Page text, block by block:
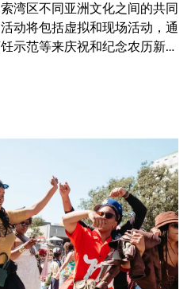
湾区不同亚洲文化之间的共同
动将包括虚拟和现场活动，通
示范等来庆祝和纪念农历新年
来相互支持。